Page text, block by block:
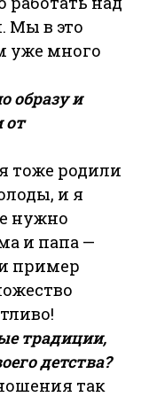
в это
уже много
образу и
от
тоже родили
и я
нужно
и папа —
пример
традиции,
детства?
так